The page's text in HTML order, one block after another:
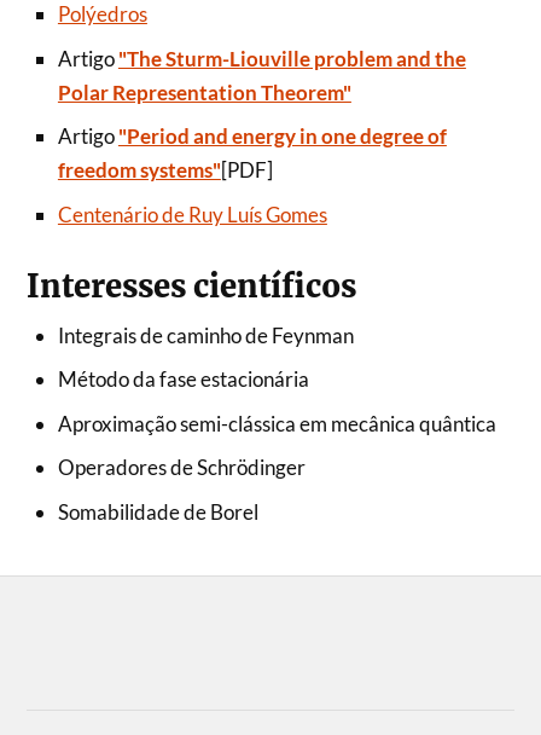
Polýedros
Artigo"The Sturm-Liouville problem and the
Polar Representation Theorem"
Artigo"Period and energy in one degree of
freedom systems"[PDF]
Centenário de Ruy Luís Gomes
Interesses científicos
Integrais de caminho de Feynman
Método da fase estacionária
Aproximação semi-clássica em mecânica quântica
Operadores de Schrödinger
Somabilidade de Borel